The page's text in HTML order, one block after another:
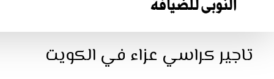
تاجير كراسي عزاء في الكويت